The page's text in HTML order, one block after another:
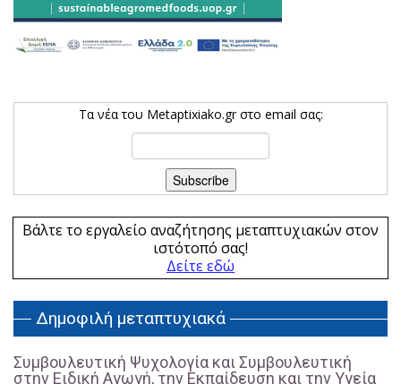
Τα νέα του Metaptixiako.gr στο email σας:
Βάλτε το εργαλείο αναζήτησης μεταπτυχιακών στον
ιστότοπό σας!
Δείτε εδώ
Δημοφιλή μεταπτυχιακά
Συμβουλευτική Ψυχολογία και Συμβουλευτική
στην Ειδική Αγωγή, την Εκπαίδευση και την Υγεία